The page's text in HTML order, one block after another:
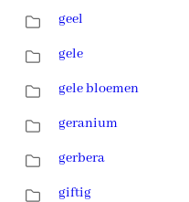
geel
gele
gele bloemen
geranium
gerbera
giftig